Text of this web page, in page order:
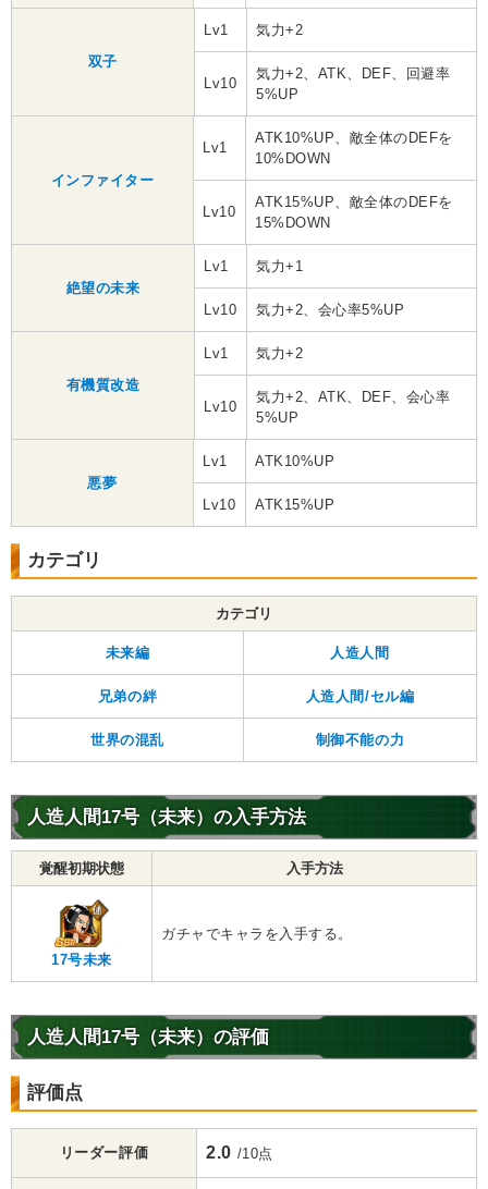
双子
Lv1 気力+2
Lv10
気力+2、ATK、DEF、回避率
5%UP
インファイター
Lv1
ATK10%UP、敵全体のDEFを
10%DOWN
Lv10
ATK15%UP、敵全体のDEFを
15%DOWN
絶望の未来
Lv1 気力+1
Lv10 気力+2、会心率5%UP
有機質改造
Lv1 気力+2
Lv10
気力+2、ATK、DEF、会心率
5%UP
悪夢
Lv1 ATK10%UP
Lv10 ATK15%UP
カテゴリ
カテゴリ
未来編 人造人間
兄弟の絆 人造人間/セル編
世界の混乱 制御不能の力
人造人間17号（未来）の入手方法
覚醒初期状態 入手方法
17号未来
ガチャでキャラを入手する。
人造人間17号（未来）の評価
評価点
リーダー評価 2.0 /10点